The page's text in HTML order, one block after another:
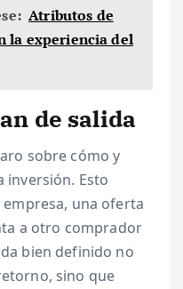
Atributos de
la experiencia del
de salida
sobre cómo y
inversión. Esto
una oferta
a otro comprador
bien definido no
sino que